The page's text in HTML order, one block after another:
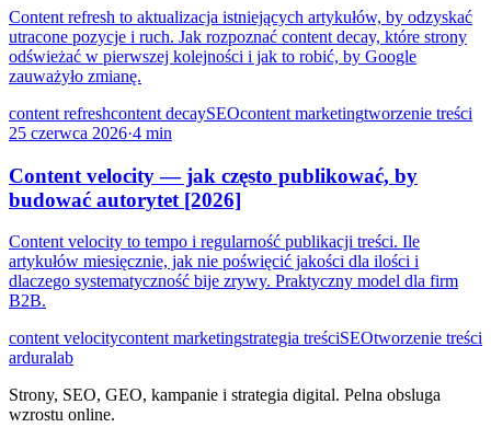
Content refresh to aktualizacja istniejących artykułów, by odzyskać
utracone pozycje i ruch. Jak rozpoznać content decay, które strony
odświeżać w pierwszej kolejności i jak to robić, by Google
zauważyło zmianę.
content refreshcontent decaySEOcontent marketingtworzenie treści
25 czerwca 2026·4 min
Content velocity — jak często publikować, by
budować autorytet [2026]
Content velocity to tempo i regularność publikacji treści. Ile
artykułów miesięcznie, jak nie poświęcić jakości dla ilości i
dlaczego systematyczność bije zrywy. Praktyczny model dla firm
B2B.
content velocitycontent marketingstrategia treściSEOtworzenie treści
arduralab
Strony, SEO, GEO, kampanie i strategia digital. Pelna obsluga
wzrostu online.